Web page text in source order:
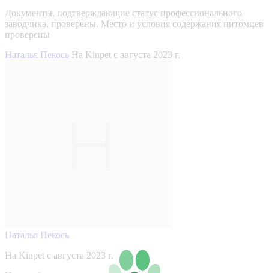
Документы, подтверждающие статус профессионального
заводчика, проверены. Место и условия содержания питомцев
проверены
Наталья Пекось На Kinpet c августа 2023 г.
Наталья Пекось
На Kinpet c августа 2023 г.